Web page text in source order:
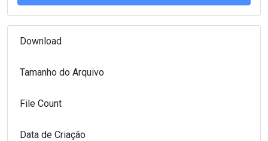
Download
Tamanho do Arquivo
File Count
Data de Criação